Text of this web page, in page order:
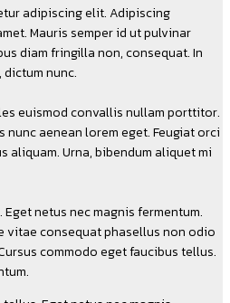
adipiscing elit. Adipiscing
Mauris semper id ut pulvinar
diam fringilla non, consequat. In
nunc.
euismod convallis nullam porttitor.
aenean lorem eget. Feugiat orci
aliquam. Urna, bibendum aliquet mi
netus nec magnis fermentum.
vitae consequat phasellus non odio
commodo eget faucibus tellus.